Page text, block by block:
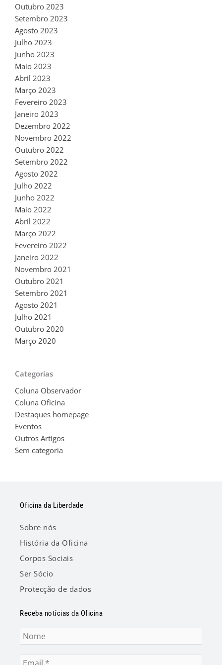
Outubro 2023
Setembro 2023
Agosto 2023
Julho 2023
Junho 2023
Maio 2023
Abril 2023
Março 2023
Fevereiro 2023
Janeiro 2023
Dezembro 2022
Novembro 2022
Outubro 2022
Setembro 2022
Agosto 2022
Julho 2022
Junho 2022
Maio 2022
Abril 2022
Março 2022
Fevereiro 2022
Janeiro 2022
Novembro 2021
Outubro 2021
Setembro 2021
Agosto 2021
Julho 2021
Outubro 2020
Março 2020
Categorias
Coluna Observador
Coluna Oficina
Destaques homepage
Eventos
Outros Artigos
Sem categoria
Oficina da Liberdade
Sobre nós
História da Oficina
Corpos Sociais
Ser Sócio
Protecção de dados
Receba notícias da Oficina